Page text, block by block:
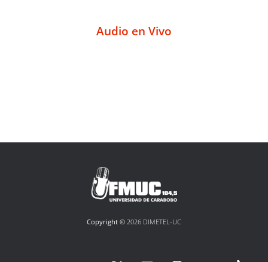
Audio en Vivo
Copyright © 2026 DIMETEL-UC